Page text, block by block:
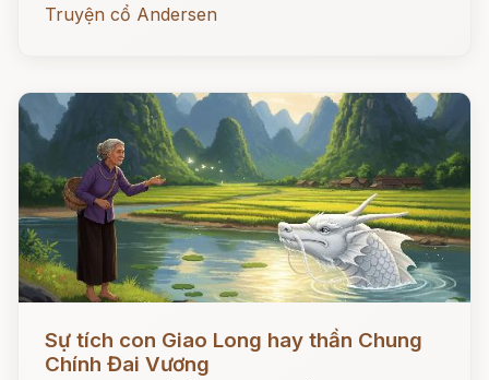
Truyện cổ Andersen
Sự tích con Giao Long hay thần Chung
Chính Đai Vương